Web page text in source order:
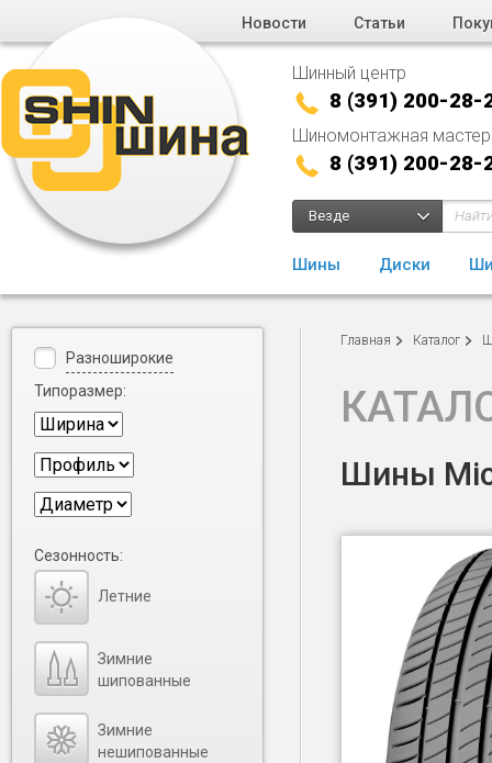
Новости Статьи
Шинный центр
8 (391) 200-28-
Шиномонтажная
8 (391) 200-28-
Везде
Шины Диски
Главная Каталог
Шины
Разноширокие
Типоразмер:
Сезонность:
Летние
Зимние
шипованные
Зимние
нешипованные